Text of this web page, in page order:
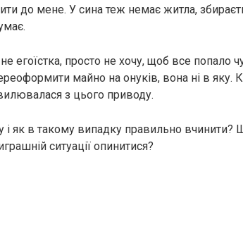
до мене. У сина теж немає житла,
егоїстка, просто не хочу, щоб все
майно на онуків, вона ні в
з цього приводу.
і як в такому випадку правильно вчинити?
ситуації опинитися?